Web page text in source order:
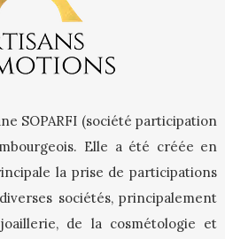
SOPARFI (société participation
Elle a été créée en
la prise de participations
sociétés, principalement
de la cosmétologie et